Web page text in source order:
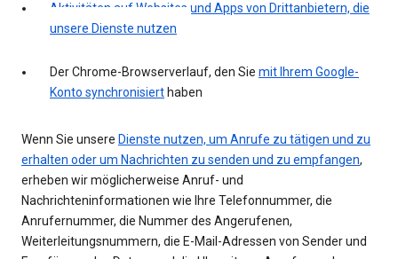
Aktivitäten auf Websites und Apps von Drittanbietern, die
unsere Dienste nutzen
Der Chrome-Browserverlauf, den Sie mit Ihrem Google-
Konto synchronisiert haben
Wenn Sie unsere Dienste nutzen, um Anrufe zu tätigen und zu
erhalten oder um Nachrichten zu senden und zu empfangen,
erheben wir möglicherweise Anruf- und
Nachrichteninformationen wie Ihre Telefonnummer, die
Anrufernummer, die Nummer des Angerufenen,
Weiterleitungsnummern, die E-Mail-Adressen von Sender und